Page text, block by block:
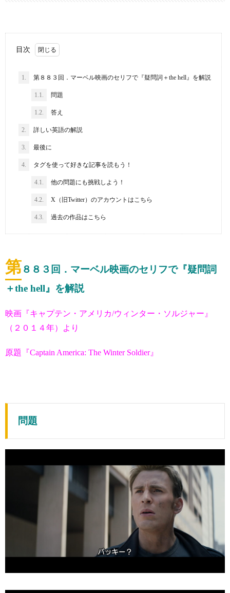
目次
1. 第８８３回．マーベル映画のセリフで『疑問詞＋the hell』を解説
1.1. 問題
1.2. 答え
2. 詳しい英語の解説
3. 最後に
4. タグを使って好きな記事を読もう！
4.1. 他の問題にも挑戦しよう！
4.2. X（旧Twitter）のアカウントはこちら
4.3. 過去の作品はこちら
第８８３ 回．マーベル映画のセリフで『疑問詞
＋the hell』を解説
映画『キャプテン・アメリカ/ウィンター・ソルジャー』
（２０１４年）より
原題『Captain America: The Winter Soldier』
問題